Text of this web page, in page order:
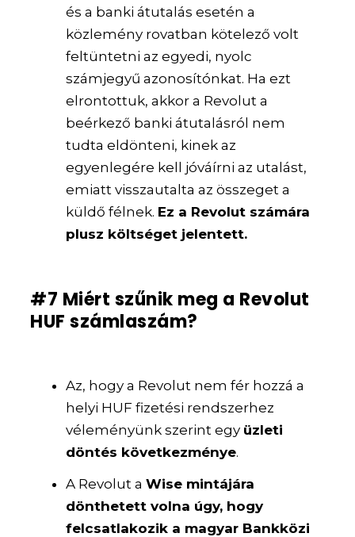
és a banki átutalás esetén a
közlemény rovatban kötelező volt
feltüntetni az egyedi, nyolc
számjegyű azonosítónkat. Ha ezt
elrontottuk, akkor a Revolut a
beérkező banki átutalásról nem
tudta eldönteni, kinek az
egyenlegére kell jóváírni az utalást,
emiatt visszautalta az összeget a
küldő félnek. Ez a Revolut számára
plusz költséget jelentett.
#7 Miért szűnik meg a Revolut
HUF számlaszám?
Az, hogy a Revolut nem fér hozzá a
helyi HUF fizetési rendszerhez
véleményünk szerint egy üzleti
döntés következménye.
A Revolut aWise mintájára
dönthetett volna úgy, hogy
felcsatlakozik a magyar Bankközi